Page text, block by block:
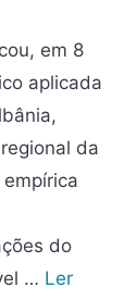
em 8
aplicada
da
do
… Ler